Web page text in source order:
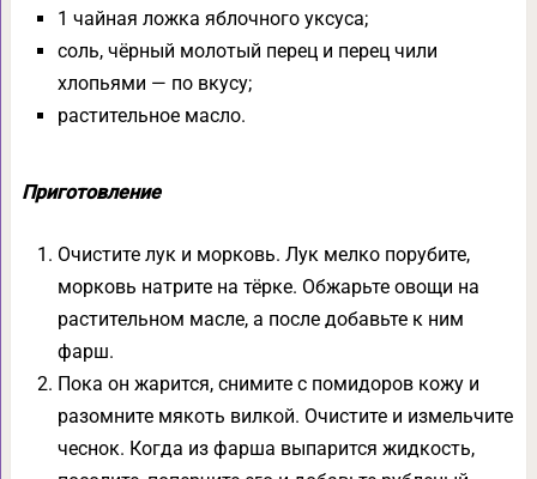
1 чайная ложка яблочного уксуса;
соль, чёрный молотый перец и перец чили
хлопьями — по вкусу;
растительное масло.
Приготовление
Очистите лук и морковь. Лук мелко порубите,
морковь натрите на тёрке. Обжарьте овощи на
растительном масле, а после добавьте к ним
фарш.
Пока он жарится, снимите с помидоров кожу и
разомните мякоть вилкой. Очистите и измельчите
чеснок. Когда из фарша выпарится жидкость,